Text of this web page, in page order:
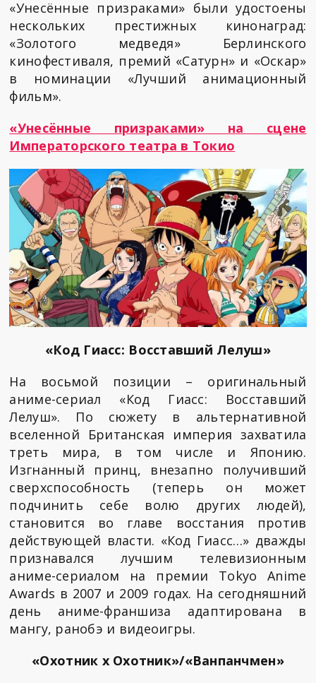
«Унесённые призраками» были удостоены
нескольких престижных кинонаград:
«Золотого медведя» Берлинского
кинофестиваля, премий «Сатурн» и «Оскар»
в номинации «Лучший анимационный
фильм».
«Унесённые призраками» на сцене
Императорского театра в Токио
«Код Гиасс: Восставший Лелуш»
На восьмой позиции – оригинальный
аниме-сериал «Код Гиасс: Восставший
Лелуш». По сюжету в альтернативной
вселенной Британская империя захватила
треть мира, в том числе и Японию.
Изгнанный принц, внезапно получивший
сверхспособность (теперь он может
подчинить себе волю других людей),
становится во главе восстания против
действующей власти. «Код Гиасс…» дважды
признавался лучшим телевизионным
аниме-сериалом на премии Tokyo Anime
Awards в 2007 и 2009 годах. На сегодняшний
день аниме-франшиза адаптирована в
мангу, ранобэ и видеоигры.
«Охотник x Охотник»/«Ванпанчмен»